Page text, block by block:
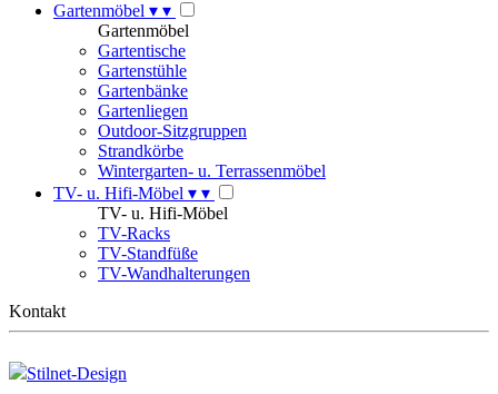
Gartenmöbel ▾ ▾
Gartenmöbel
Gartentische
Gartenstühle
Gartenbänke
Gartenliegen
Outdoor-Sitzgruppen
Strandkörbe
Wintergarten- u. Terrassenmöbel
TV- u. Hifi-Möbel ▾ ▾
TV- u. Hifi-Möbel
TV-Racks
TV-Standfüße
TV-Wandhalterungen
Kontakt
Stilnet-Design